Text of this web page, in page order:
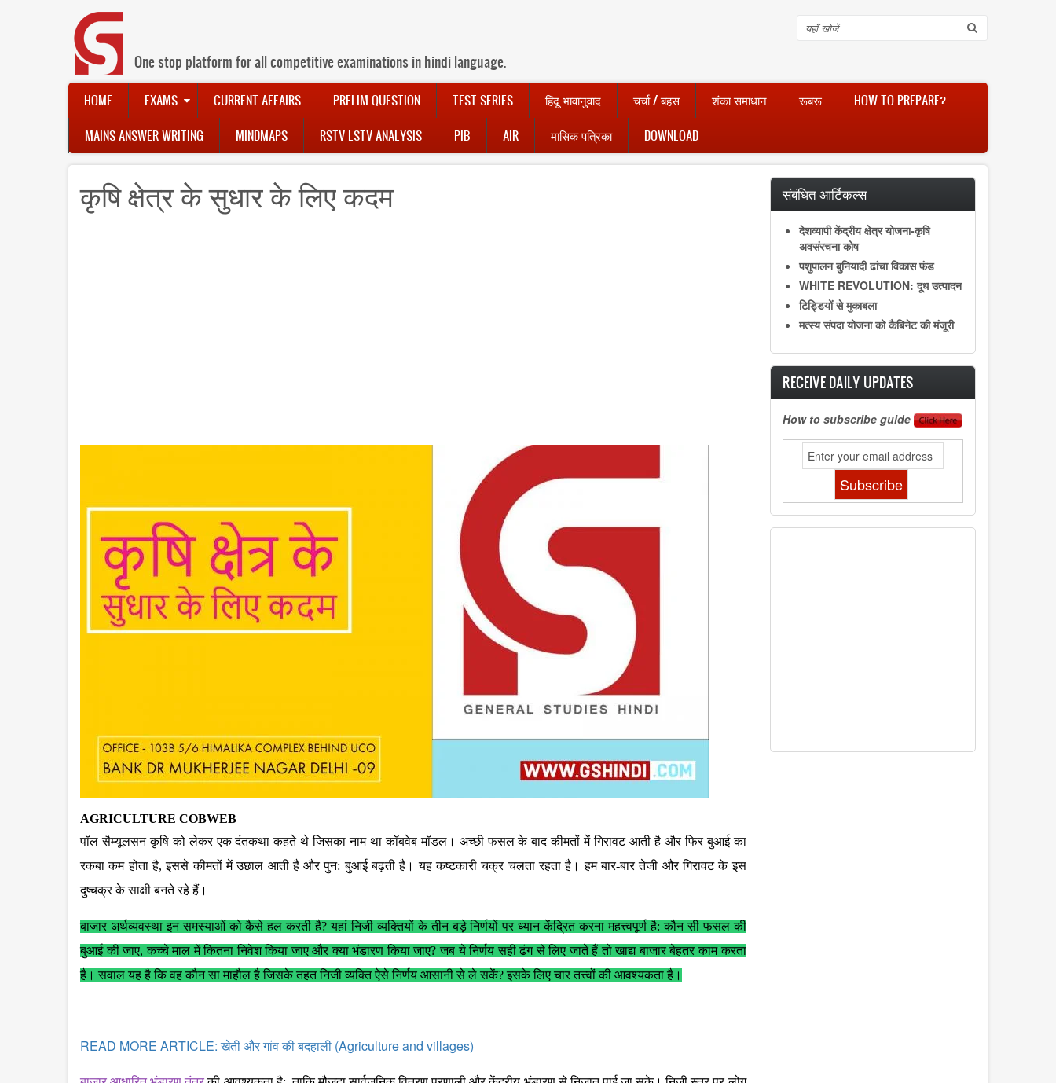
One stop platform for all competitive examinations in hindi language.
Search
Main
navigation
HOME EXAMS CURRENT AFFAIRS PRELIM QUESTION TEST SERIES हिंदू भावानुवाद चर्चा / बहस शंका समाधान रूबरू HOW TO PREPARE?
MAINS ANSWER WRITING MINDMAPS RSTV LSTV ANALYSIS PIB AIR मासिक पत्रिका DOWNLOAD
कृषि क्षेत्र के सुधार के लिए कदम
AGRICULTURE COBWEB
पॉल सैम्यूलसन कृषि को लेकर एक दंतकथा कहते थे जिसका नाम था कॉबवेब मॉडल। अच्छी फसल के बाद कीमतों में गिरावट आती है और फिर बुआई का
रकबा कम होता है, इससे कीमतों में उछाल आती है और पुन: बुआई बढ़ती है। यह कष्टकारी चक्र चलता रहता है। हम बार-बार तेजी और गिरावट के इस
दुष्चक्र के साक्षी बनते रहे हैं।
बाजार अर्थव्यवस्था इन समस्याओं को कैसे हल करती है? यहां निजी व्यक्तियों के तीन बड़े निर्णयों पर ध्यान केंद्रित करना महत्त्वपूर्ण है: कौन सी फसल की
बुआई की जाए, कच्चे माल में कितना निवेश किया जाए और क्या भंडारण किया जाए? जब ये निर्णय सही ढंग से लिए जाते हैं तो खाद्य बाजार बेहतर काम करता
है। सवाल यह है कि वह कौन सा माहौल है जिसके तहत निजी व्यक्ति ऐसे निर्णय आसानी से ले सकें? इसके लिए चार तत्त्वों की आवश्यकता है।
READ MORE ARTICLE: खेती और गांव की बदहाली (Agriculture and villages)
संबंधित आर्टिकल्स
देशव्यापी केंद्रीय क्षेत्र योजना-कृषि
अवसंरचना कोष
पशुपालन बुनियादी ढांचा विकास फंड
WHITE REVOLUTION: दूध उत्पादन
टिड्डियों से मुकाबला
मत्स्य संपदा योजना को कैबिनेट की मंजूरी
RECEIVE DAILY UPDATES
How to subscribe guide